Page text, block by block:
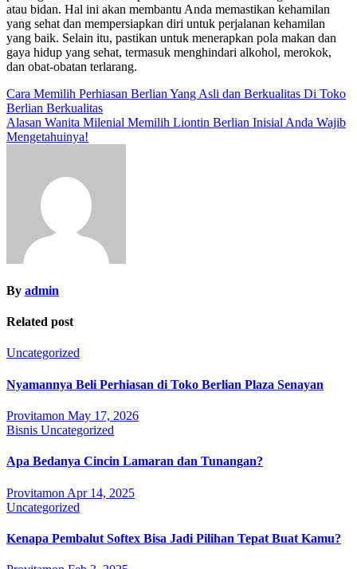
atau bidan. Hal ini akan membantu Anda memastikan kehamilan
yang sehat dan mempersiapkan diri untuk perjalanan kehamilan
yang baik. Selain itu, pastikan untuk menerapkan pola makan dan
gaya hidup yang sehat, termasuk menghindari alkohol, merokok,
dan obat-obatan terlarang.
Post
navigation
Cara Memilih Perhiasan Berlian Yang Asli dan Berkualitas Di Toko
Berlian Berkualitas
Alasan Wanita Milenial Memilih Liontin Berlian Inisial Anda Wajib
Mengetahuinya!
By admin
Related post
Uncategorized
Nyamannya Beli Perhiasan di Toko Berlian Plaza Senayan
Provitamon May 17, 2026
Bisnis Uncategorized
Apa Bedanya Cincin Lamaran dan Tunangan?
Provitamon Apr 14, 2025
Uncategorized
Kenapa Pembalut Softex Bisa Jadi Pilihan Tepat Buat Kamu?